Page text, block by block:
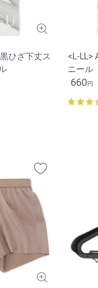
ひざ下丈ス
<L-LL>
ニール
660円